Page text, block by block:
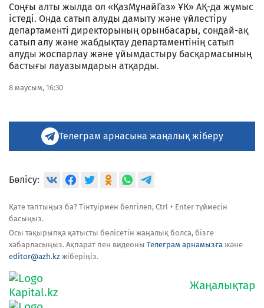
Соңғы алты жылда ол «ҚазМұнайГаз» ҰК» АҚ-да жұмыс
істеді. Онда сатып алуды дамыту және үйлестіру
департаменті директорының орынбасары, сондай-ақ
сатып алу және жабдықтау департаментінің сатып
алуды жоспарлау және ұйымдастыру басқармасының
бастығы лауазымдарын атқарды.
8 маусым, 16:30
Телеграм арнасына жаңалық жіберу
Бөлісу:
Қате таптыңыз ба? Тінтуірмен белгілеп, Ctrl + Enter түймесін
басыңыз.
Осы тақырыпқа қатысты бөлісетін жаңалық болса, бізге
хабарласыңыз. Ақпарат пен видеоны Телеграм арнамызға және
editor@azh.kz жіберіңіз.